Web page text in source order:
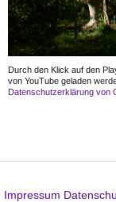
Durch den Klick auf den
von YouTube geladen
Datenschutzerklärung von
Impressum